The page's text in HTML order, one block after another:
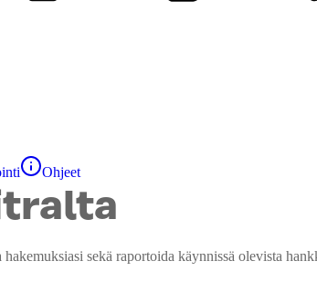
Ohjeet
sekä raportoida käynnissä olevista